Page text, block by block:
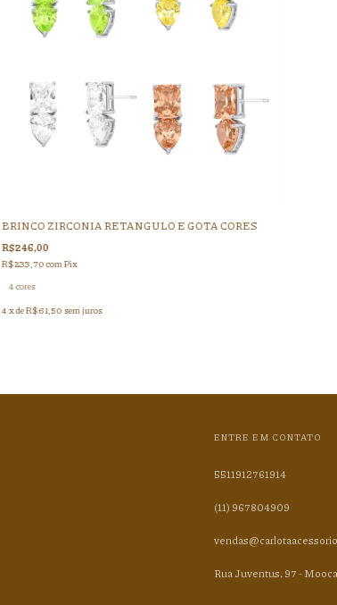
BRINCO ZIRCONIA RETANGULO E GOTA CORES
R$246,00
R$233,70com Pix
4 cores
4 x deR$61,50 sem juros
ENTRE EM CONTATO
5511912761914
(11) 967804909
Rua Juventus, 97 - Mooca